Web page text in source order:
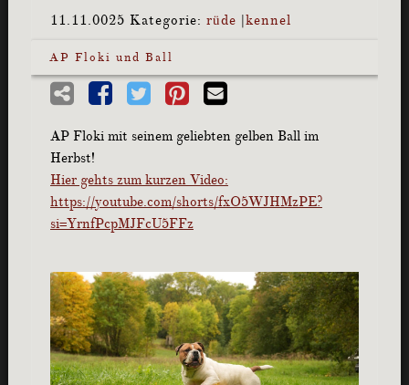
11.11.0025 Kategorie: rüde kennel
AP Floki und Ball
AP Floki mit seinem geliebten gelben Ball im
Herbst!
Hier gehts zum kurzen Video:
https://youtube.com/shorts/fxO5WJHMzPE?
si=YrnfPcpMJFcU5FFz